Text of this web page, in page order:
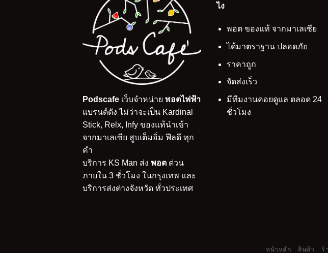
Podscafe เว็บจำหน่าย พอตไฟฟ้า
แบรนด์ดัง ไม่ว่าจะเป็น Kardinal
Stick, Relx, Infy ของแท้นำเข้า
จากมาเลเซีย สูบเต็มอิ่ม ฟีลดี ทุก
คำ
บริการ KS Man ส่ง พอต ด่วน
ภายใน 3 ชั่วโมง ในกรุงเทพ และ
บริการส่งต่างจังหวัด ทั่วประเทศ
ไง
พอต ของแท้ จากมาเลเซีย
ได้มาตราฐาน ปลอดภัย
ราคาถูก
จัดส่งเร็ว
มีทีมงานคอยดูแล ตลอด 24
ชั่วโมง
หน้าหลัก สินค้า ร้